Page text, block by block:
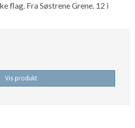
flag. Fra Søstrene Grene. 12 i
Vis produkt